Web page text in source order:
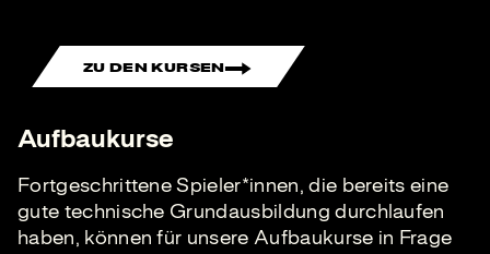
ZU DEN KURSEN
Aufbaukurse
Fortgeschrittene Spieler*innen, die bereits eine
gute technische Grundausbildung durchlaufen
haben, können für unsere Aufbaukurse in Frage